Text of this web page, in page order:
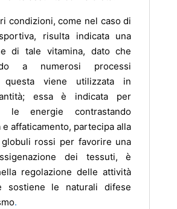
condizioni, come nel caso di
risulta indicata una
di tale vitamina, dato che
a numerosi processi
questa viene utilizzata in
essa è indicata per
le energie contrastando
e affaticamento, partecipa alla
rossi per favorire una
dei tessuti, è
regolazione delle attività
sostiene le naturali difese
.